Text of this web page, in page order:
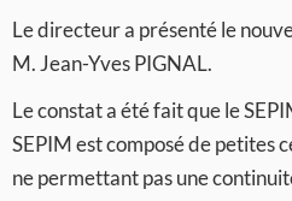
Le directeur a présenté le
M. Jean-Yves PIGNAL.
Le constat a été fait que le
SEPIM est composé de petites
ne permettant pas une